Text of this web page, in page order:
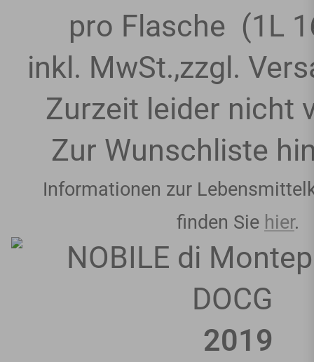
pro Flasche (1L
inkl. MwSt.,zzgl.
Zurzeit leider nicht
Zur Wunschliste
Informationen zur
finden Sie hier.
2019